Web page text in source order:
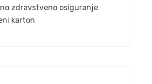
zdravstveno osiguranje
karton